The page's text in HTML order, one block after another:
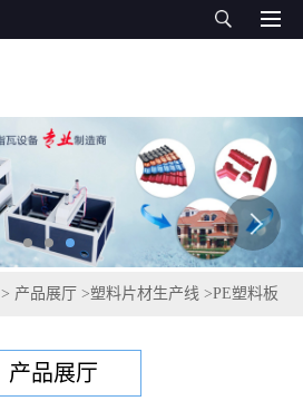
> 产品展厅 >塑料片材生产线 >PE塑料板
产品展厅